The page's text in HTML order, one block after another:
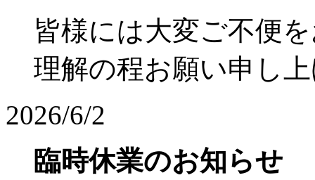
皆様には大変ご不便
理解の程お願い申し
2026/6/2
臨時休業のお知らせ